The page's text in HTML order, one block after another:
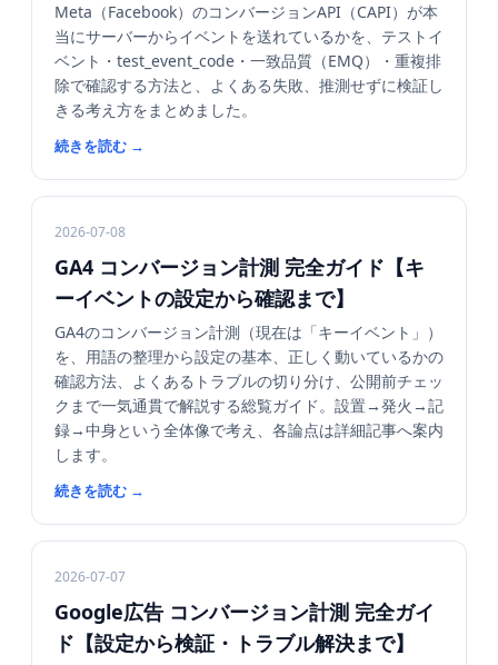
Meta（Facebook）のコンバージョンAPI（CAPI）が本
当にサーバーからイベントを送れているかを、テストイ
ベント・test_event_code・一致品質（EMQ）・重複排
除で確認する方法と、よくある失敗、推測せずに検証し
きる考え方をまとめました。
続きを読む →
2026-07-08
GA4 コンバージョン計測 完全ガイド【キ
ーイベントの設定から確認まで】
GA4のコンバージョン計測（現在は「キーイベント」）
を、用語の整理から設定の基本、正しく動いているかの
確認方法、よくあるトラブルの切り分け、公開前チェッ
クまで一気通貫で解説する総覧ガイド。設置→発火→記
録→中身という全体像で考え、各論点は詳細記事へ案内
します。
続きを読む →
2026-07-07
Google広告 コンバージョン計測 完全ガイ
ド【設定から検証・トラブル解決まで】